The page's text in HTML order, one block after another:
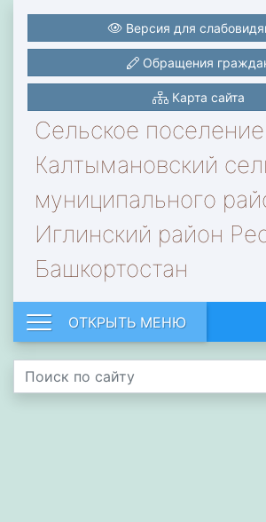
Сельское поселение
Калтымановский
муниципального
Иглинский район
Башкортостан
Версия для
Обращения
Карта сайта
ОТКРЫТЬ МЕНЮ